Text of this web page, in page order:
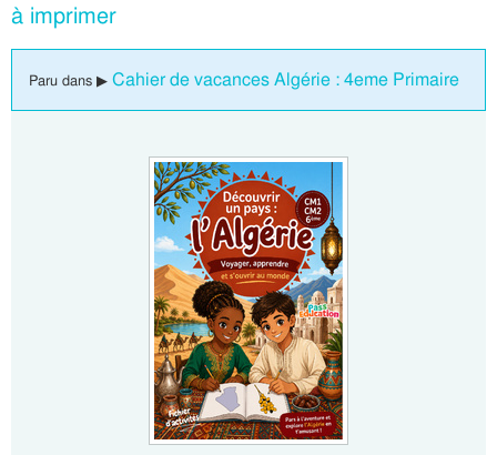
à imprimer
Paru dans ▶ Cahier de vacances Algérie : 4eme Primaire